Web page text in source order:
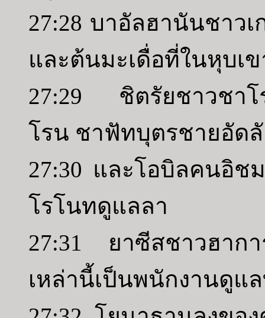
27:28 บาอัลฮานันชาว
และต้นมะเดื่อที่ในหุบเ
27:29 ชิตรัยชาวชาโ
โรน ชาฟัทบุตรชายอัด
27:30 และโอบิลคนอิช
โรโนทดูแลลา
27:31 ยาซีสชาวฮาก
เหล่านี้เป็นพนักงานดูแ